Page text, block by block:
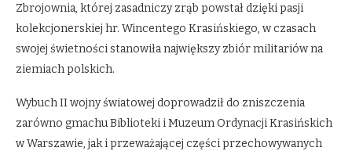
Zbrojownia, której zasadniczy zrąb powstał dzięki pasji
kolekcjonerskiej hr. Wincentego Krasińskiego, w czasach
swojej świetności stanowiła największy zbiór militariów na
ziemiach polskich.
Wybuch II wojny światowej doprowadził do zniszczenia
zarówno gmachu Biblioteki i Muzeum Ordynacji Krasińskich
w Warszawie, jak i przeważającej części przechowywanych